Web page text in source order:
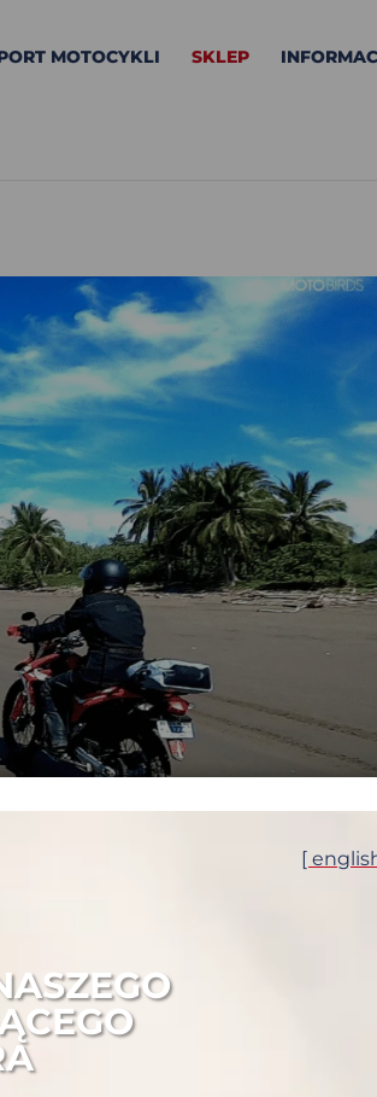
MOTOCYKLI SKLEP
DO
TAM
| Pura Vida Nie planujesz wracać do
z ciekawości, dla sprawdzenia, żeby
[